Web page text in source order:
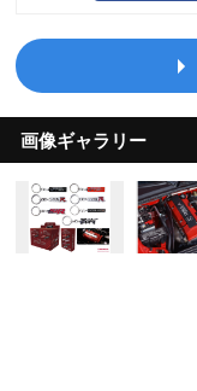
画像ギャラリー